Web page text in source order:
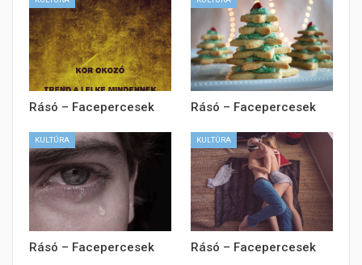
Rásó – Facepercesek Rásó – Facepercesek
KULTÚRA
Rásó – Facepercesek
KULTÚRA
Rásó – Facepercesek